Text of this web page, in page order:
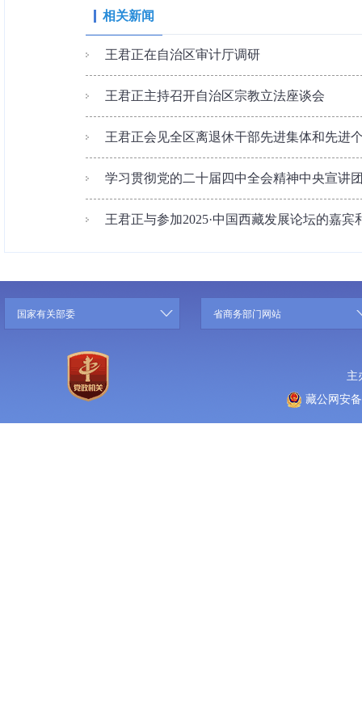
相关新闻
王君正在自治区审计厅调研
王君正主持召开自治区宗教立法座谈会
王君正会见全区离退休干部先进集体和先进
学习贯彻党的二十届四中全会精神中央宣讲
王君正与参加2025·中国西藏发展论坛的嘉宾
国家有关部委 省商务部门网站
主
藏公网安